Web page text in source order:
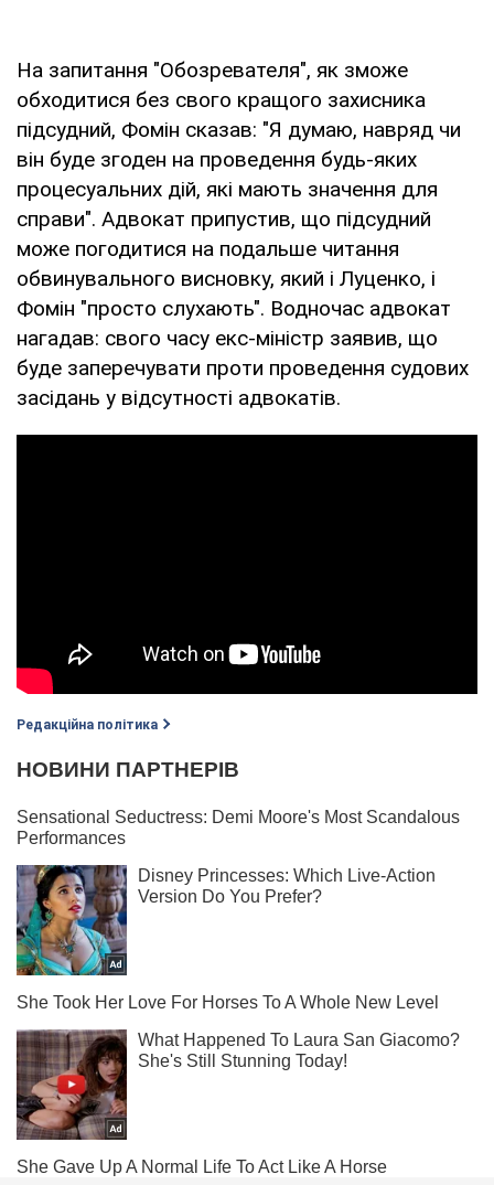
На запитання "Обозревателя", як зможе
обходитися без свого кращого захисника
підсудний, Фомін сказав: "Я думаю, навряд чи
він буде згоден на проведення будь-яких
процесуальних дій, які мають значення для
справи". Адвокат припустив, що підсудний
може погодитися на подальше читання
обвинувального висновку, який і Луценко, і
Фомін "просто слухають". Водночас адвокат
нагадав: свого часу екс-міністр заявив, що
буде заперечувати проти проведення судових
засідань у відсутності адвокатів.
Редакційна політика